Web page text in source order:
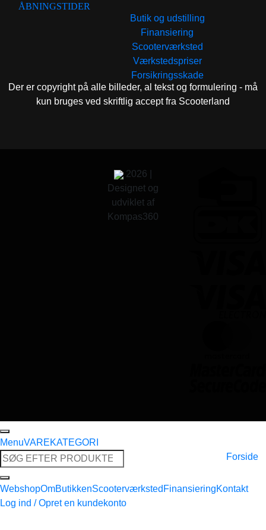
ÅBNINGSTIDER
Butik og udstilling
Finansiering
Scooterværksted
Værkstedspriser
Forsikringsskade
Der er copyright på alle billeder, al tekst og formulering - må
kun bruges ved skriftlig accept fra Scooterland
2026 |
Designet og
udviklet af
Kompas360
MenuVAREKATEGORI
Søg
efter:
Forside
WebshopOmButikkenScooterværksted FinansieringKontakt
Log ind / Opret en kundekonto